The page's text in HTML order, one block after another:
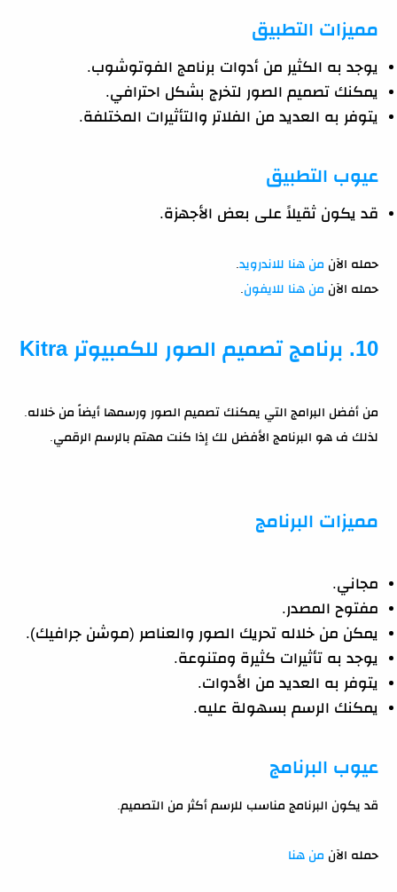
مميزات التطبيق
يوجد به الكثير من أدوات برنامج الفوتوشوب.
يمكنك تصميم الصور لتخرج بشكل احترافي.
يتوفر به العديد من الفلاتر والتأثيرات المختلفة.
عيوب التطبيق
قد يكون ثقيلاً على بعض الأجهزة.
حمله الآن من هنا للاندرويد.
حمله الآن من هنا للايفون.
10. برنامج تصميم الصور للكمبيوتر Kitra
من أفضل البرامج التي يمكنك تصميم الصور ورسمها أيضاً من خلاله.
لذلك ف هو البرنامج الأفضل لك إذا كنت مهتم بالرسم الرقمي.
مميزات البرنامج
مجاني.
مفتوح المصدر.
يمكن من خلاله تحريك الصور والعناصر (موشن جرافيك).
يوجد به تأثيرات كثيرة ومتنوعة.
يتوفر به العديد من الأدوات.
يمكنك الرسم بسهولة عليه.
عيوب البرنامج
قد يكون البرنامج مناسب للرسم أكثر من التصميم.
حمله الآن من هنا